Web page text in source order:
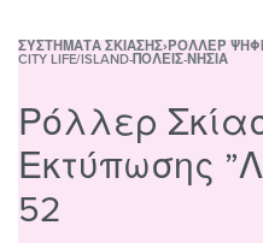
ΣΥΣΤΉΜΑΤΑ ΣΚΊΑΣΗΣ› ΡΌΛΛΕΡ
CITY LIFE/ISLAND-ΠΌΛΕΙΣ-ΝΗΣΙΆ
Ρόλλερ
Εκτύπωσης
52